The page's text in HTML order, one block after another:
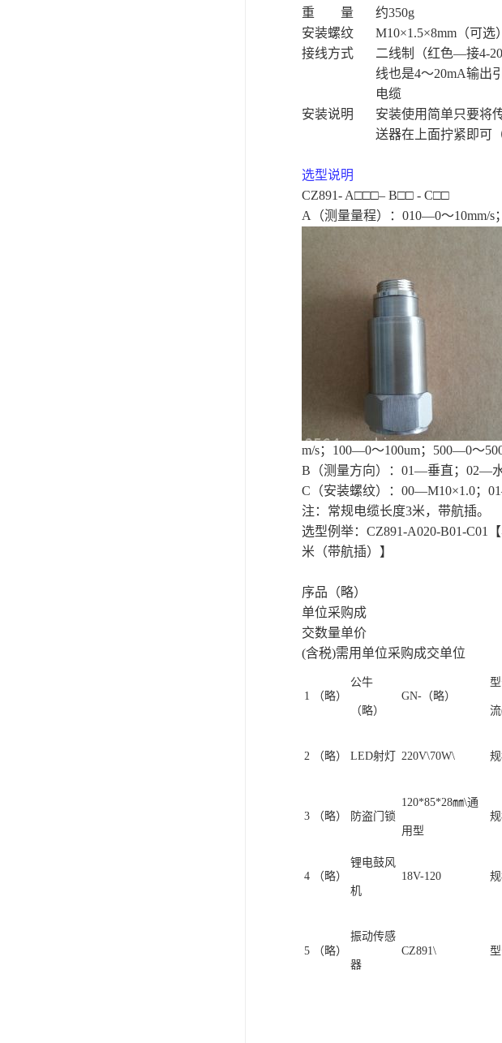
重 量
约350g
安装螺纹
M10×1.5×8mm （可选）
接线方式
二线制（红色—接4-
线也是4～20mA输出
电缆
安装说明
安装使用简单只要将
送器在上面拧紧即可
选型说明
CZ891- A□□□– B□□ - C□□
A
（测量量程）： 010—0～10mm/s；
m/s； 100—0～100um； 500—0～
B （测量方向）： 01—垂直； 02—水
C （安装螺纹）： 00—M10×1.0； 01
注：常规电缆长度3米，带航插。
选型例举： CZ891-A020-B01-C01
米（带航插）】
序品（略）
单位采购成
交数量单价
(含税)需用单位采购成交单位
1 （略）
公牛
（略）
GN-（略）
2 （略） LED射灯 220V\70W\
3 （略） 防盗门锁
120*85*28㎜\通
用型
规
4 （略）
锂电鼓风
机
18V-120
5 （略）
振动传感
器
CZ891\